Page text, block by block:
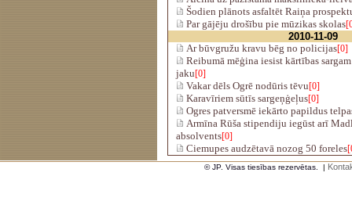
Šodien plānots asfaltēt Raiņa
Par gājēju drošību pie mūzikas skolas
2010-11-09
Ar būvgružu kravu bēg no policijas[0]
Reibumā mēģina iesist kārtības
jaku[0]
Vakar dēls Ogrē nodūris tēvu[0]
Karavīriem sūtīs sargeņģeļus[0]
Ogres patversmē iekārto papildus
Armīna Rūša stipendiju iegūst arī
absolvents[0]
Ciemupes audzētavā nozog 50 foreles
© JP. Visas tiesības rezervētas. |